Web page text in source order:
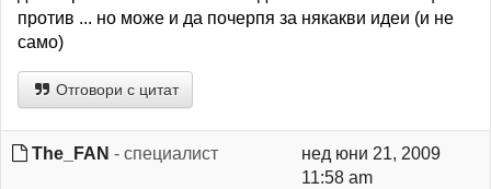
против ... но може и да почерпя за някакви идеи (и не
само)
Отговори с цитат
The_FAN - специалист
нед юни 21, 2009
11:58 am